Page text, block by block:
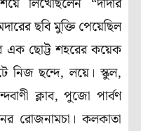
ছবি মুক্তি পেয়েছিল
এক ছোট্ট শহরের কয়েক
নিজ ছন্দে, লয়ে। স্কুল,
ক্লাব, পুজো পার্বণ
রোজনামচা। কলকাতা